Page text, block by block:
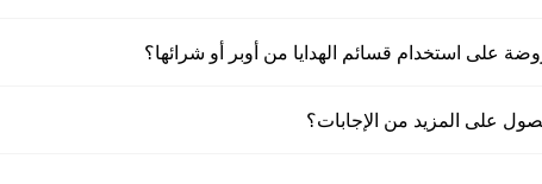
على استخدام قسائم الهدايا من أوبر أو شرائها؟
على المزيد من الإجابات؟